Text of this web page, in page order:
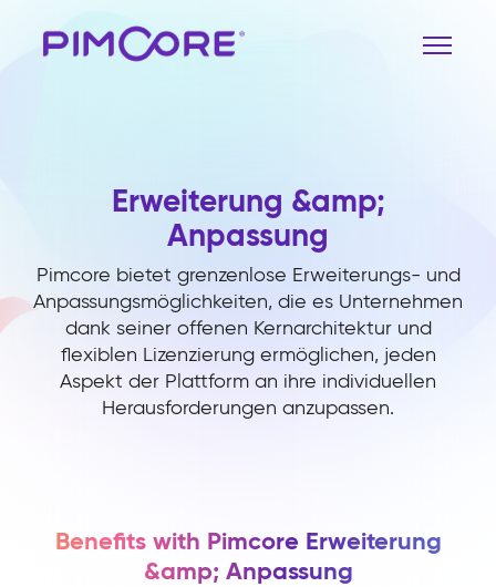
Erweiterung &amp;
Anpassung
Pimcore bietet grenzenlose Erweiterungs- und
Anpassungsmöglichkeiten, die es Unternehmen
dank seiner offenen Kernarchitektur und
flexiblen Lizenzierung ermöglichen, jeden
Aspekt der Plattform an ihre individuellen
Herausforderungen anzupassen.
Benefits with Pimcore Erweiterung
&amp; Anpassung